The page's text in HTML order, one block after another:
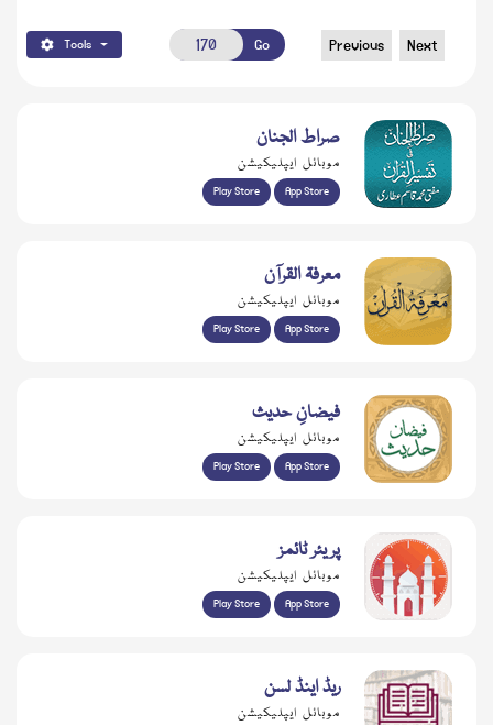
Tools Go Previous Next
صراط الجنان
موبائل ایپلیکیشن
Play Store App Store
معرفۃ القرآن
موبائل ایپلیکیشن
Play Store App Store
فیضانِ حدیث
موبائل ایپلیکیشن
Play Store App Store
پریئر ٹائمز
موبائل ایپلیکیشن
Play Store App Store
ریڈ اینڈ لسن
موبائل ایپلیکیشن